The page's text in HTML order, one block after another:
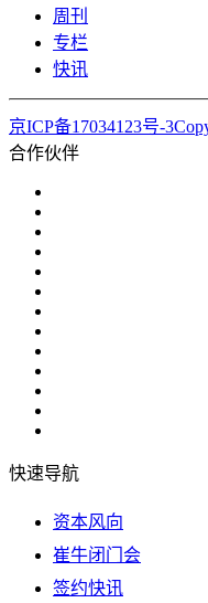
周刊
专栏
快讯
京ICP备17034123号-
合作伙伴
快速导航
资本风向
崔牛闭门会
签约快讯